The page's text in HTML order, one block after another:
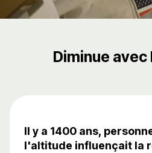
Diminue
Il y a 1400 ans,
l'altitude influençait la